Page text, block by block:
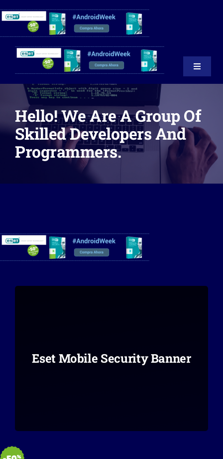
Saltar
al
contenido
Toggle
Consultoría IT
Servicios IT
Hello! We Are A Group Of
Skilled Developers And
Programmers.
Eset Mobile Security Banner